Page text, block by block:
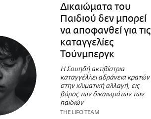
Δικαιώματα του
Παιδιού δεν μπορεί
να αποφανθεί για τις
καταγγελίες
Τούνμπεργκ
Η Σουηδή ακτιβίστρια
καταγγέλλει αδράνεια κρατών
στην κλιματική αλλαγή, εις
βάρος των δικαιωμάτων των
παιδιών
THE LIFO TEAM